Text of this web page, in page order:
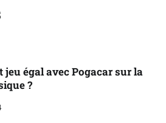
jeu égal avec Pogacar sur la
?